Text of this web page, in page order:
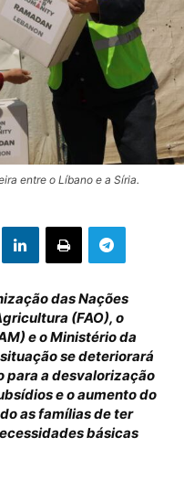
entre o Líbano e a Síria.
das Nações
(FAO), o
e o Ministério da
se deteriorará
para a desvalorização
e o aumento do
as famílias de ter
básicas